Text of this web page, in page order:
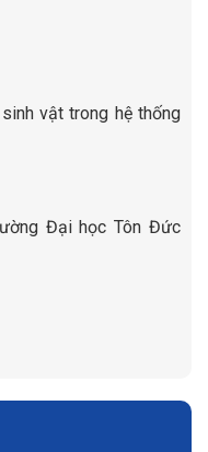
vật trong hệ thống
Đại học Tôn Đức